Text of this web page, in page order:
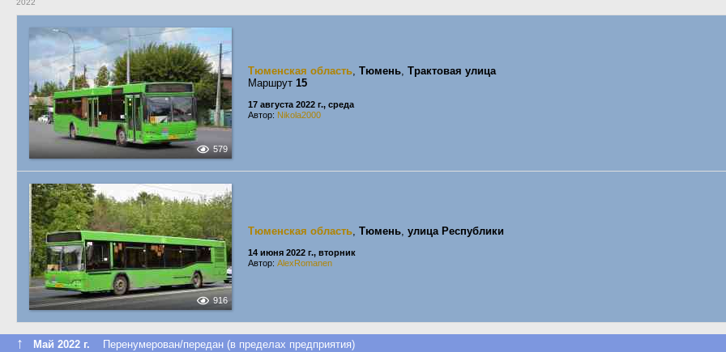
2022
579
Тюменская область, Тюмень, Трактовая улица
Маршрут 15
17 августа 2022 г., среда
Автор: Nikola2000
916
Тюменская область, Тюмень, улица Республики
14 июня 2022 г., вторник
Автор: AlexRomanen
↑ Май 2022 г. Перенумерован/передан (в пределах предприятия)